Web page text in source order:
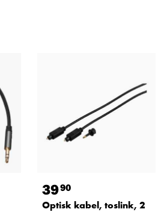
3990
Optisk kabel, toslink, 2